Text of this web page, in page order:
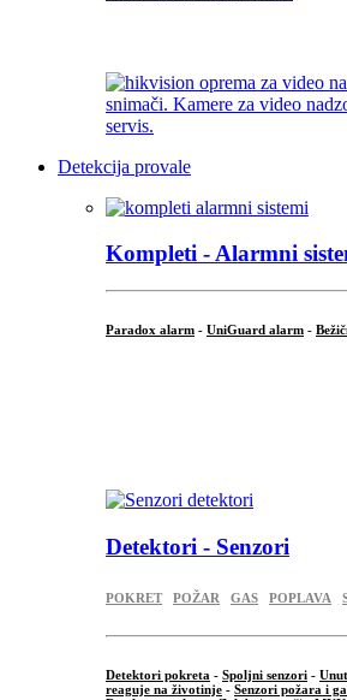
Detekcija provale
Kompleti - Alarmni
Paradox alarm - UniGuard alarm -
Detektori - Senzori
POKRET POŽAR GAS POPLAVA
Detektori pokreta - Spoljni senzori -
reaguje na životinje - Senzori požara i